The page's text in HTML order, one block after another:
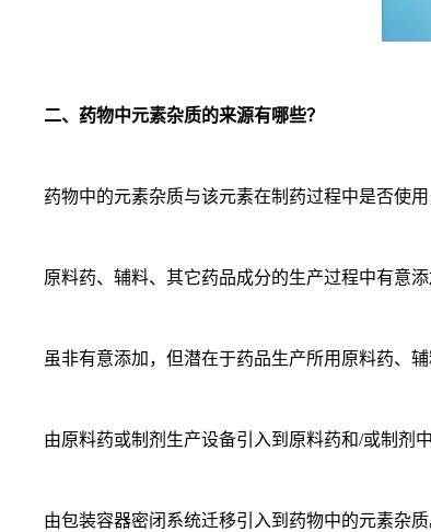
二、药物中元素杂质的来源有哪些？
药物中的元素杂质与该元素在制药过程中是否使用
原料药、辅料、其它药品成分的生产过程中有意添
虽非有意添加，但潜在于药品生产所用原料药、辅
由原料药或制剂生产设备引入到原料药和/或制剂中
由包装容器密闭系统迁移引入到药物中的元素杂质